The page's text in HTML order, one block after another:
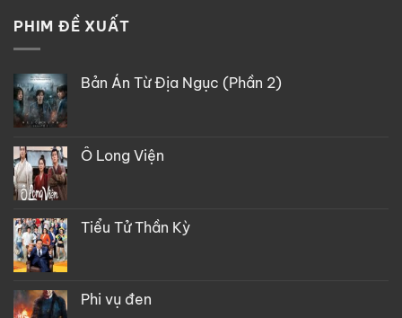
PHIM ĐỀ XUẤT
Bản Án Từ Địa Ngục (Phần 2)
Ô Long Viện
Tiểu Tử Thần Kỳ
Phi vụ đen